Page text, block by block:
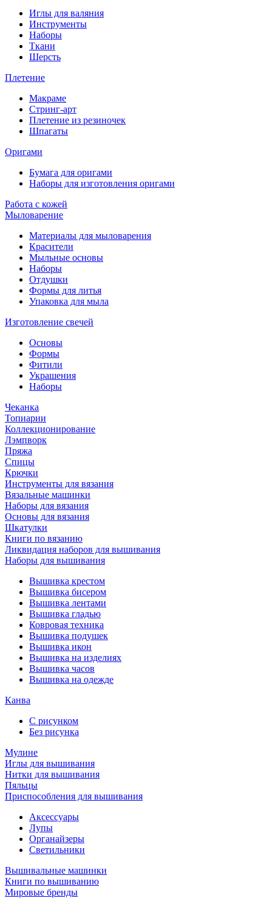
Иглы для валяния
Инструменты
Наборы
Ткани
Шерсть
Плетение
Макраме
Стринг-арт
Плетение из резиночек
Шпагаты
Оригами
Бумага для оригами
Наборы для изготовления оригами
Работа с кожей
Мыловарение
Материалы для мыловарения
Красители
Мыльные основы
Наборы
Отдушки
Формы для литья
Упаковка для мыла
Изготовление свечей
Основы
Формы
Фитили
Украшения
Наборы
Чеканка
Топиарии
Коллекционирование
Лэмпворк
Пряжа
Спицы
Крючки
Инструменты для вязания
Вязальные машинки
Наборы для вязания
Основы для вязания
Шкатулки
Книги по вязанию
Ликвидация наборов для вышивания
Наборы для вышивания
Вышивка крестом
Вышивка бисером
Вышивка лентами
Вышивка гладью
Ковровая техника
Вышивка подушек
Вышивка икон
Вышивка на изделиях
Вышивка часов
Вышивка на одежде
Канва
С рисунком
Без рисунка
Мулине
Иглы для вышивания
Нитки для вышивания
Пяльцы
Приспособления для вышивания
Аксессуары
Лупы
Органайзеры
Светильники
Вышивальные машинки
Книги по вышиванию
Мировые бренды